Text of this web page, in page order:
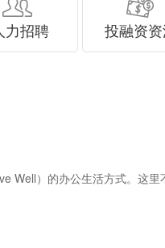
力招聘 投融资
Well）的办公生活方式。这